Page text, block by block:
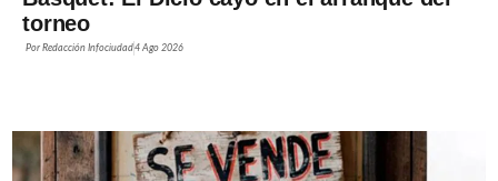
torneo
PorRedacción Infociudad4 Ago 2026